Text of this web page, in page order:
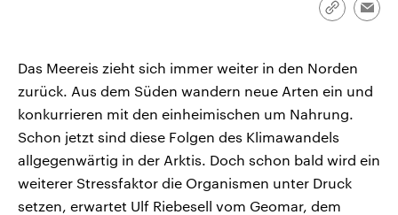
Audio-Archiv
Link
Das Meereis zieht sich immer weiter in den Norden
zurück. Aus dem Süden wandern neue Arten ein und
konkurrieren mit den einheimischen um Nahrung.
Schon jetzt sind diese Folgen des Klimawandels
allgegenwärtig in der Arktis. Doch schon bald wird ein
weiterer Stressfaktor die Organismen unter Druck
setzen, erwartet Ulf Riebesell vom Geomar, dem